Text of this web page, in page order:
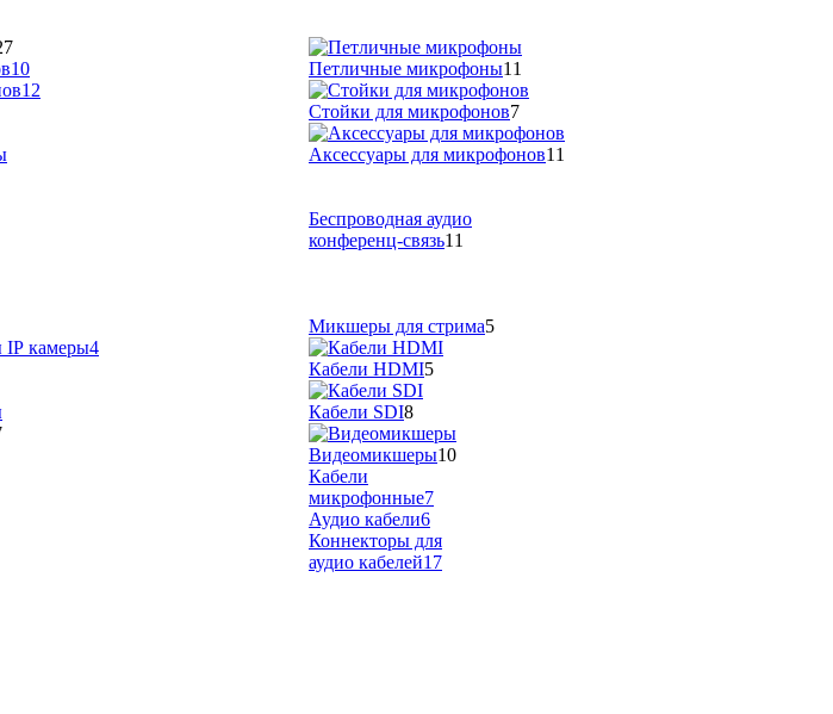
10
12
Петличные микрофоны11
Стойки для микрофонов7
Аксессуары для микрофонов11
Беспроводная аудио
конференц-связь11
IP камеры4
Микшеры для стрима5
Кабели HDMI5
Кабели SDI8
Видеомикшеры10
Кабели
микрофонные7
Аудио кабели6
Коннекторы для
аудио кабелей17